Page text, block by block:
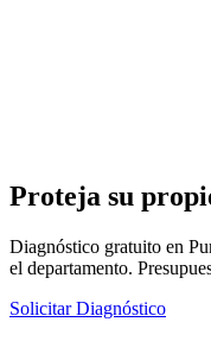
Proteja su
Diagnóstico gratuito en
el departamento.
Solicitar Diagnóstico